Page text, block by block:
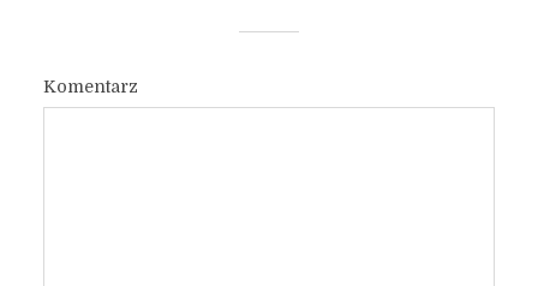
Komentarz